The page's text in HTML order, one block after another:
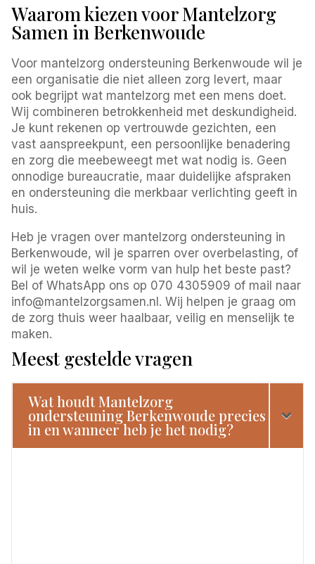
Waarom kiezen voor Mantelzorg
Samen in Berkenwoude
Voor mantelzorg ondersteuning Berkenwoude wil je
een organisatie die niet alleen zorg levert, maar
ook begrijpt wat mantelzorg met een mens doet.
Wij combineren betrokkenheid met deskundigheid.
Je kunt rekenen op vertrouwde gezichten, een
vast aanspreekpunt, een persoonlijke benadering
en zorg die meebeweegt met wat nodig is. Geen
onnodige bureaucratie, maar duidelijke afspraken
en ondersteuning die merkbaar verlichting geeft in
huis.
Heb je vragen over mantelzorg ondersteuning in
Berkenwoude, wil je sparren over overbelasting, of
wil je weten welke vorm van hulp het beste past?
Bel of WhatsApp ons op 070 4305909 of mail naar
info@mantelzorgsamen.nl. Wij helpen je graag om
de zorg thuis weer haalbaar, veilig en menselijk te
maken.
Meest gestelde vragen
Wat houdt Mantelzorg
ondersteuning Berkenwoude precies
in en wanneer heb je het nodig?